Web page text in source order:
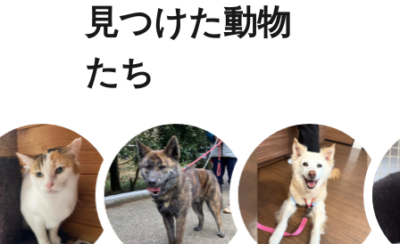
見つけた動物
たち